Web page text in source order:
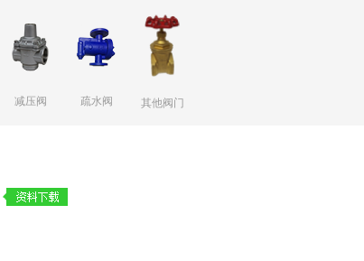
减压阀 疏水阀 其他阀门